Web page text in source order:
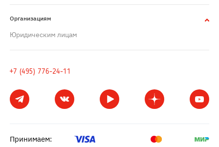
Организациям
Юридическим лицам
+7 (495) 776-24-11
Принимаем: